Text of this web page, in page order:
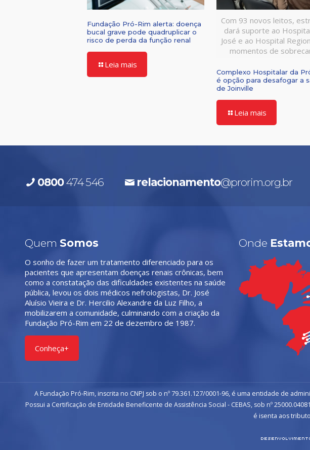
Fundação Pró-Rim alerta: doença
bucal grave pode quadruplicar o
risco de perda da função renal
Leia mais
Com 93 novos leitos,
dará suporte ao
José e ao Hospital
momentos de
Complexo Hospitalar da
é opção para desafogar a
de Joinville
Leia mais
0800474 546 relacionamento@prorim.org.br
Quem Somos
O sonho de fazer um tratamento diferenciado para os
pacientes que apresentam doenças renais crônicas, bem
como a constatação das dificuldades existentes na saúde
pública, levou os dois médicos nefrologistas, Dr. José
Aluísio Vieira e Dr. Hercilio Alexandre da Luz Filho, a
mobilizarem a comunidade, culminando com a criação da
Fundação Pró-Rim em 22 de dezembro de 1987.
Conheça+
Onde
A Fundação Pró-Rim, inscrita no CNPJ sob o nº 79.361.127/0001-96, é uma entidade de
Possui a Certificação de Entidade Beneficente de Assistência Social - CEBAS, sob nº
é isenta aos